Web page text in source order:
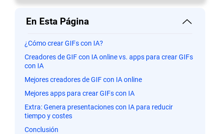
En Esta Página
¿Cómo crear GIFs con IA?
Creadores de GIF con IA online vs. apps para crear GIFs
con IA
Mejores creadores de GIF con IA online
Mejores apps para crear GIFs con IA
Extra: Genera presentaciones con IA para reducir
tiempo y costes
Conclusión